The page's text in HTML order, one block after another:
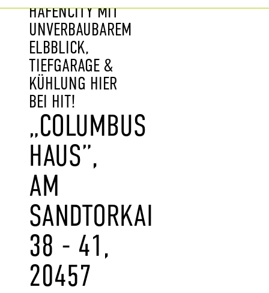
HAFENCITY MIT
UNVERBAUBAREM
ELBBLICK,
TIEFGARAGE &
KÜHLUNG HIER
BEI HIT!
„COLUMBUS
HAUS”,
AM
SANDTORKAI
38 - 41,
20457